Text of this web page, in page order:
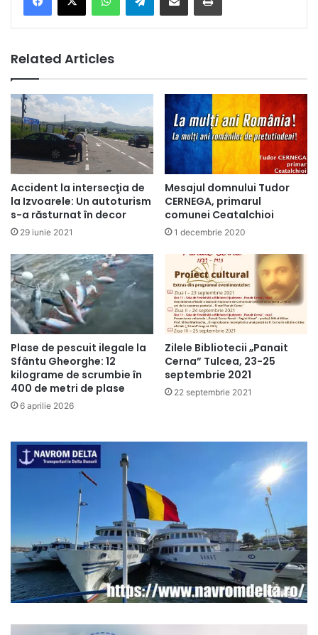
Related Articles
Accident la intersecţia de
la Izvoarele: Un autoturism
s-a răsturnat în decor
29 iunie 2021
Mesajul domnului Tudor
CERNEGA, primarul
comunei Ceatalchioi
1 decembrie 2020
Plase de pescuit ilegale la
Sfântu Gheorghe: 12
kilograme de scrumbie în
400 de metri de plase
6 aprilie 2026
Zilele Bibliotecii „Panait
Cerna” Tulcea, 23-25
septembrie 2021
22 septembrie 2021